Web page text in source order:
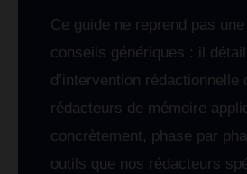
Ce guide ne reprend pas
conseils génériques : il
d’intervention rédactionnelle
rédacteurs de mémoire
concrètement, phase par
outils que nos rédacteurs